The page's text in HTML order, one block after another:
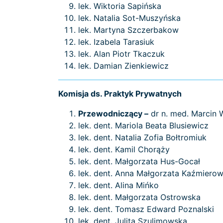
lek. Wiktoria Sapińska
lek. Natalia Sot-Muszyńska
lek. Martyna Szczerbakow
lek. Izabela Tarasiuk
lek. Alan Piotr Tkaczuk
lek. Damian Zienkiewicz
Komisja ds. Praktyk Prywatnych
Przewodniczący – dr n. med. Marcin
lek. dent. Mariola Beata Blusiewicz
lek. dent. Natalia Zofia Bołtromiuk
lek. dent. Kamil Chorąży
lek. dent. Małgorzata Hus-Gocał
lek. dent. Anna Małgorzata
lek. dent. Alina Mińko
lek. dent. Małgorzata Ostrowska
lek. dent. Tomasz Edward Poznalski
lek. dent. Julita Szulimowska